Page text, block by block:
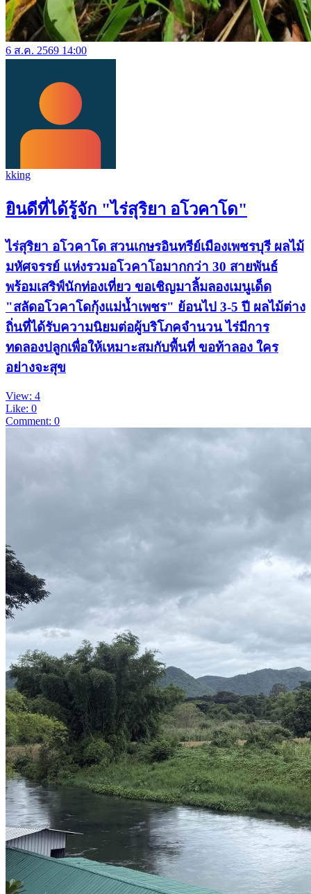
6 ส.ค. 2569 14:00
kking
ยินดีที่ได้รู้จัก "ไร่สุริยา อโวคาโด"
ไร่สุริยา อโวคาโด สวนเกษรอินทรีย์เมืองเพชรบุรี ผลไม้
มหัศจรรย์ แห่งรวมอโวคาโอมากกว่า 30 สายพันธ์
พร้อมเสริฟ์นักท่องเที่ยว ขอเชิญมาลิ้มลองเมนูเด็ด
"สลัดอโวคาโดกุ้งแม่น้ำเพชร" ย้อนไป 3-5 ปี ผลไม้ต่าง
ถิ่นที่ได้รับความนิยมต่อผู้บริโภคจำนวน ไร่มีการ
ทดลองปลูกเพื่อให้เหมาะสมกับพื้นที่ ขอท้าลอง ใคร
อย่างจะสุข
View: 4
Like: 0
Comment: 0